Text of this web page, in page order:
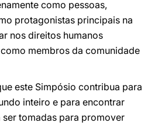
como pessoas,
protagonistas principais na
nos direitos humanos
membros da comunidade
este Simpósio contribua para
inteiro e para encontrar
tomadas para promover